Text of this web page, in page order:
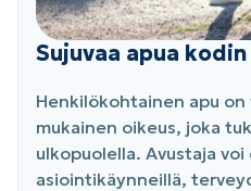
Sujuvaa apua
Henkilökohtainen apu on
mukainen oikeus, joka
ulkopuolella. Avustaja voi
asiointikäynneillä,